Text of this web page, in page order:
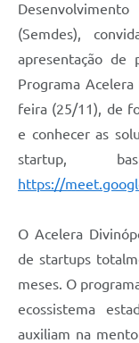
(Semdes),
apresentação de
Programa
feira (25/11), de
e conhecer as
startup,
https://
O Acelera
de startups
meses. O
ecossistema
auxiliam na